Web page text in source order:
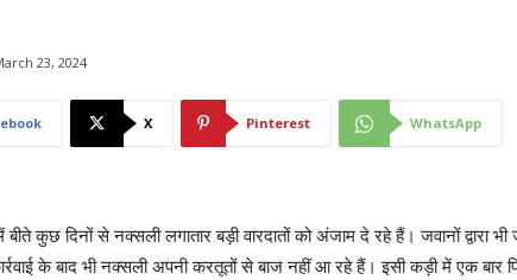
23, 2024
X Pinterest WhatsApp
कुछ दिनों से नक्सली लगातार बड़ी वारदातों को अंजाम दे रहे हैं। जवानों द्वारा भी
के बाद भी नक्सली अपनी करतूतों से बाज नहीं आ रहे हैं। इसी कड़ी में एक बार